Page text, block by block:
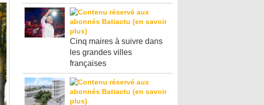
Cinq maires à suivre dans
les grandes villes
françaises